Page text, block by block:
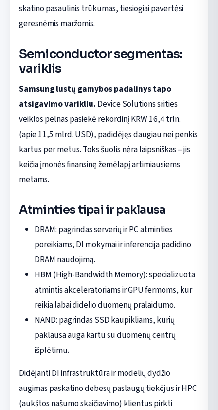
skatino pasaulinis trūkumas, tiesiogiai pavertėsi
geresnėmis maržomis.
Semiconductor segmentas:
variklis
Samsung lustų gamybos padalinys tapo
atsigavimo varikliu. Device Solutions srities
veiklos pelnas pasiekė rekordinį KRW 16,4 trln.
(apie 11,5 mlrd. USD), padidėjęs daugiau nei penkis
kartus per metus. Toks šuolis nėra laipsniškas – jis
keičia įmonės finansinę žemėlapį artimiausiems
metams.
Atminties tipai ir paklausa
DRAM: pagrindas serverių ir PC atminties
poreikiams; DI mokymai ir inferencija padidino
DRAM naudojimą.
HBM (High-Bandwidth Memory): specializuota
atmintis akceleratoriams ir GPU fermoms, kur
reikia labai didelio duomenų pralaidumo.
NAND: pagrindas SSD kaupikliams, kurių
paklausa auga kartu su duomenų centrų
išplėtimu.
Didėjanti DI infrastruktūra ir modelių dydžio
augimas paskatino debesų paslaugų tiekėjus ir HPC
(aukštos našumo skaičiavimo) klientus pirkti